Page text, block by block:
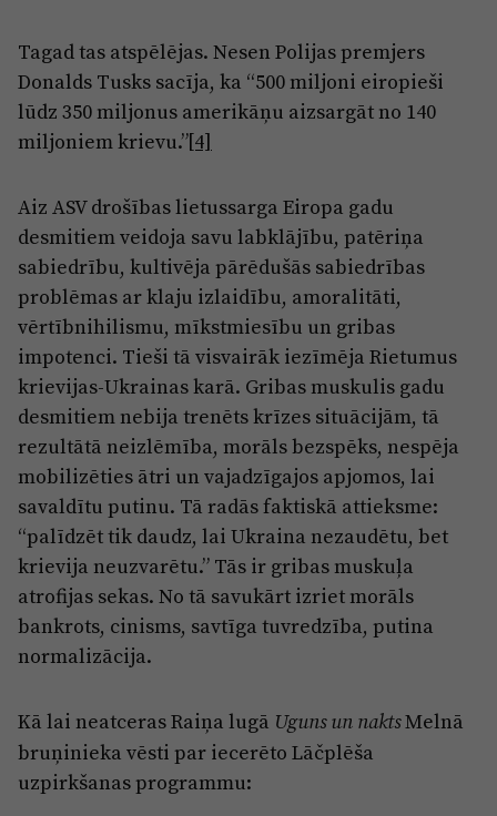
Tagad tas atspēlējas. Nesen Polijas premjers
Donalds Tusks sacīja, ka “500 miljoni eiropieši
lūdz 350 miljonus amerikāņu aizsargāt no 140
miljoniem krievu.”[4]
Aiz ASV drošības lietussarga Eiropa gadu
desmitiem veidoja savu labklājību, patēriņa
sabiedrību, kultivēja pārēdušās sabiedrības
problēmas ar klaju izlaidību, amoralitāti,
vērtībnihilismu, mīkstmiesību un gribas
impotenci. Tieši tā visvairāk iezīmēja Rietumus
krievijas-Ukrainas karā. Gribas muskulis gadu
desmitiem nebija trenēts krīzes situācijām, tā
rezultātā neizlēmība, morāls bezspēks, nespēja
mobilizēties ātri un vajadzīgajos apjomos, lai
savaldītu putinu. Tā radās faktiskā attieksme:
“palīdzēt tik daudz, lai Ukraina nezaudētu, bet
krievija neuzvarētu.” Tās ir gribas muskuļa
atrofijas sekas. No tā savukārt izriet morāls
bankrots, cinisms, savtīga tuvredzība, putina
normalizācija.
Kā lai neatceras Raiņa lugā Uguns un naktsMelnā
bruņinieka vēsti par iecerēto Lāčplēša
uzpirkšanas programmu: